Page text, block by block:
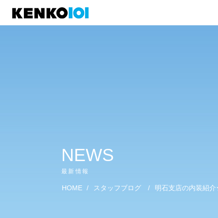
NEWS
最新情報
HOME / スタッフブログ / 明石支店の内装紹